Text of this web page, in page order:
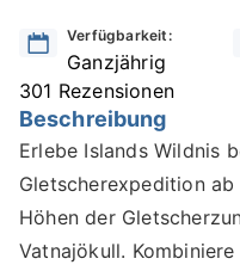
Verfügbarkeit:
Ganzjährig
301 Rezensionen
Beschreibung
Erlebe Islands Wildnis
Gletscherexpedition
Höhen der
Vatnajökull. Kombiniere